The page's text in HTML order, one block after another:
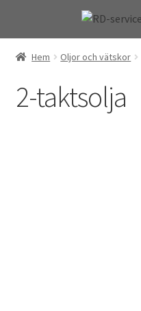
till
navigering
till
innehåll
Hem Oljor och vätskor
2-taktsolja